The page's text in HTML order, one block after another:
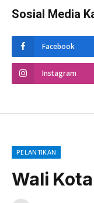
Sosial Media
Facebook
Instagram
PELANTIKAN
Wali